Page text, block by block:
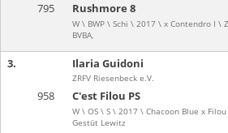
795 Rushmore 8
W \ BWP \ Schi \ 2017 \ x Contendro I \
BVBA,
3.
958 C'est Filou PS
W \ OS \ S \ 2017 \ Chacoon Blue x
Gestüt Lewitz
Ilaria Guidoni
ZRFV Riesenbeck e.V.